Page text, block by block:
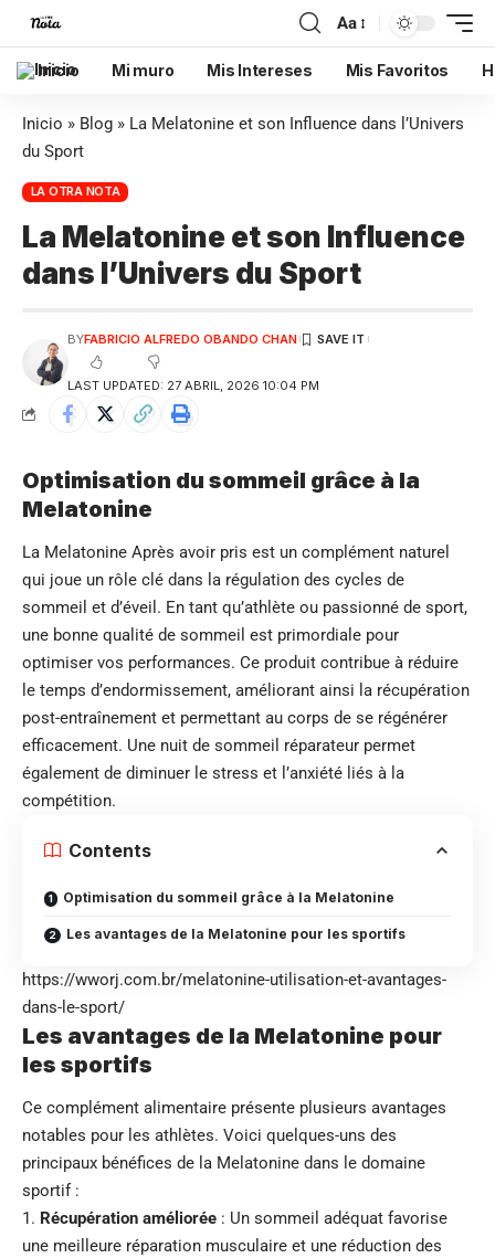
Aa
Inicio Mi muro Mis Intereses Mis Favoritos
Inicio » Blog » La Melatonine et son Influence dans l’Univers
du Sport
LA OTRA NOTA
La Melatonine et son Influence
dans l’Univers du Sport
LAST UPDATED: 27 ABRIL, 2026 10:04 PM
BYFABRICIO ALFREDO OBANDO CHAN
Optimisation du sommeil grâce à la
Melatonine
La Melatonine Après avoir pris est un complément naturel
qui joue un rôle clé dans la régulation des cycles de
sommeil et d’éveil. En tant qu’athlète ou passionné de sport,
une bonne qualité de sommeil est primordiale pour
optimiser vos performances. Ce produit contribue à réduire
le temps d’endormissement, améliorant ainsi la récupération
post-entraînement et permettant au corps de se régénérer
efficacement. Une nuit de sommeil réparateur permet
également de diminuer le stress et l’anxiété liés à la
compétition.
Contents
Optimisation du sommeil grâce à la Melatonine
Les avantages de la Melatonine pour les sportifs
https://wworj.com.br/melatonine-utilisation-et-avantages-
dans-le-sport/
Les avantages de la Melatonine pour
les sportifs
Ce complément alimentaire présente plusieurs avantages
notables pour les athlètes. Voici quelques-uns des
principaux bénéfices de la Melatonine dans le domaine
sportif :
Récupération améliorée : Un sommeil adéquat favorise
une meilleure réparation musculaire et une réduction des